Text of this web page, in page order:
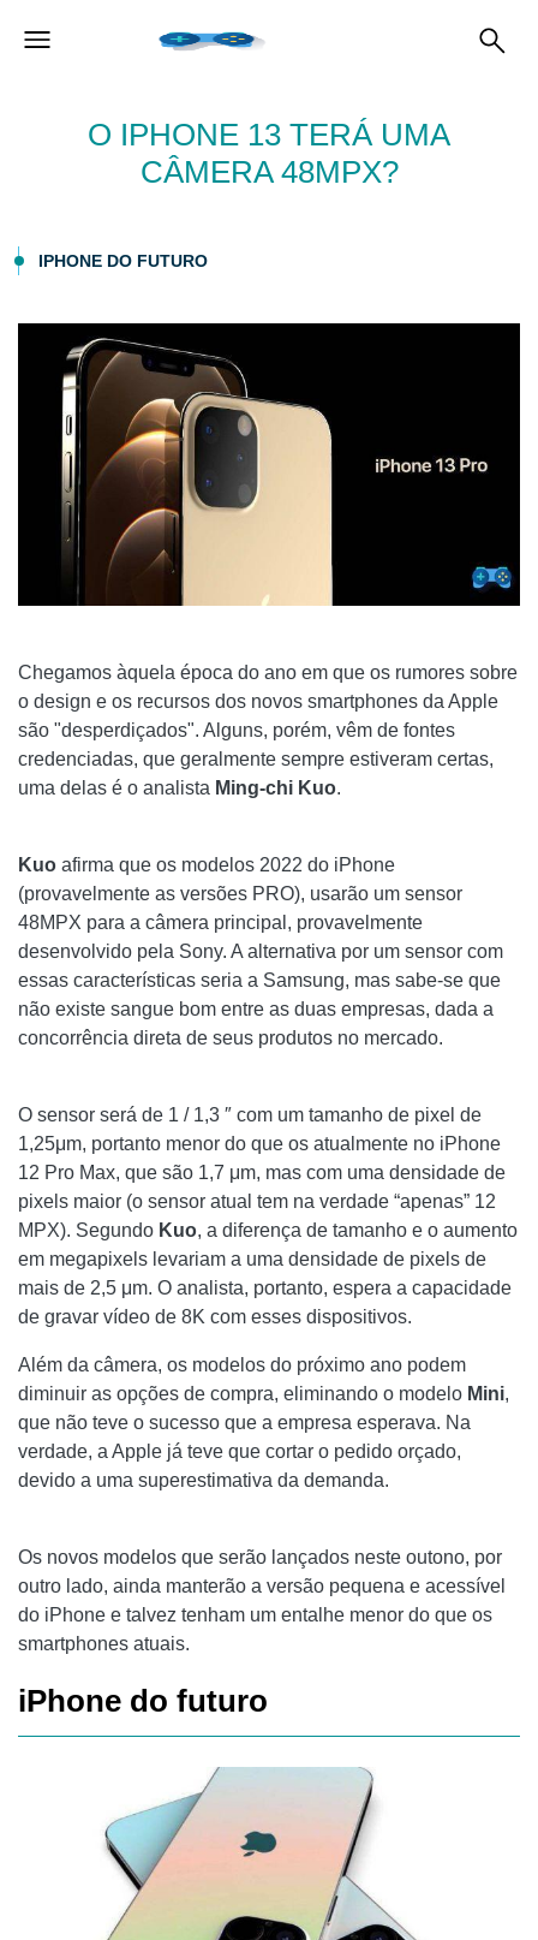
O IPHONE 13 TERÁ UMA
CÂMERA 48MPX?
IPHONE DO FUTURO
Chegamos àquela época do ano em que os rumores sobre
o design e os recursos dos novos smartphones da Apple
são "desperdiçados". Alguns, porém, vêm de fontes
credenciadas, que geralmente sempre estiveram certas,
uma delas é o analista Ming-chi Kuo.
Kuo afirma que os modelos 2022 do iPhone
(provavelmente as versões PRO), usarão um sensor
48MPX para a câmera principal, provavelmente
desenvolvido pela Sony. A alternativa por um sensor com
essas características seria a Samsung, mas sabe-se que
não existe sangue bom entre as duas empresas, dada a
concorrência direta de seus produtos no mercado.
O sensor será de 1 / 1,3 ″ com um tamanho de pixel de
1,25μm, portanto menor do que os atualmente no iPhone
12 Pro Max, que são 1,7 μm, mas com uma densidade de
pixels maior (o sensor atual tem na verdade “apenas” 12
MPX). Segundo Kuo, a diferença de tamanho e o aumento
em megapixels levariam a uma densidade de pixels de
mais de 2,5 μm. O analista, portanto, espera a capacidade
de gravar vídeo de 8K com esses dispositivos.
Além da câmera, os modelos do próximo ano podem
diminuir as opções de compra, eliminando o modelo Mini,
que não teve o sucesso que a empresa esperava. Na
verdade, a Apple já teve que cortar o pedido orçado,
devido a uma superestimativa da demanda.
Os novos modelos que serão lançados neste outono, por
outro lado, ainda manterão a versão pequena e acessível
do iPhone e talvez tenham um entalhe menor do que os
smartphones atuais.
iPhone do futuro